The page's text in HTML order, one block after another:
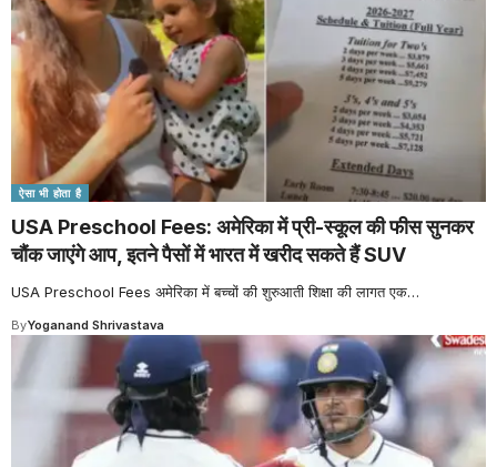
ऐसा भी होता है
USA Preschool Fees: अमेरिका में प्री-स्कूल की फीस सुनकर
चौंक जाएंगे आप, इतने पैसों में भारत में खरीद सकते हैं SUV
USA Preschool Fees अमेरिका में बच्चों की शुरुआती शिक्षा की लागत एक…
ByYoganand Shrivastava